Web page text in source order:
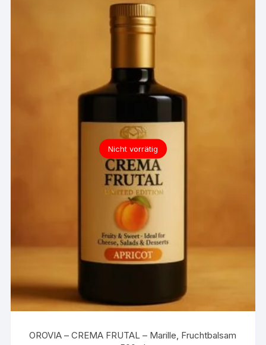
Nicht vorrätig
OROVIA – CREMA FRUTAL – Marille, Fruchtbalsam